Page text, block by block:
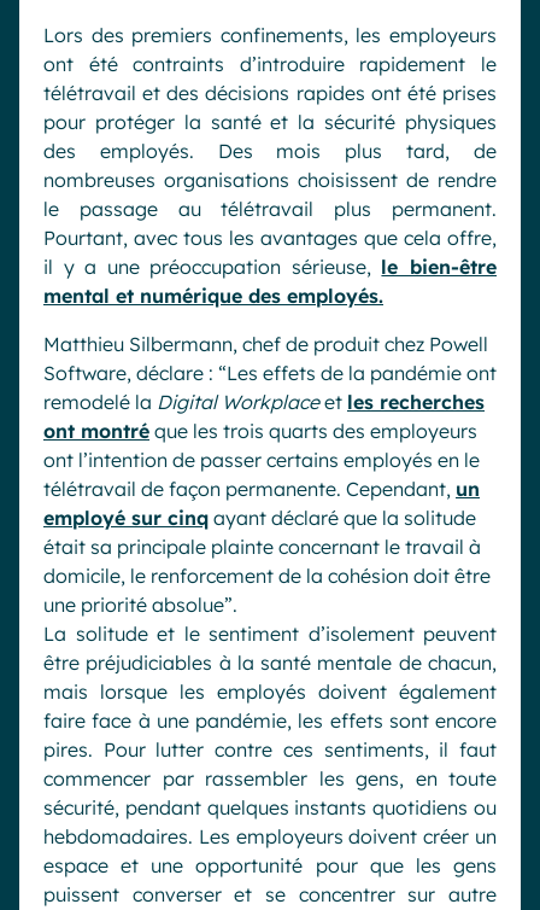
Lors des premiers confinements, les employeurs
ont été contraints d’introduire rapidement le
télétravail et des décisions rapides ont été prises
pour protéger la santé et la sécurité physiques
des employés. Des mois plus tard, de
nombreuses organisations choisissent de rendre
le passage au télétravail plus permanent.
Pourtant, avec tous les avantages que cela offre,
il y a une préoccupation sérieuse, le bien-être
mental et numérique des employés.
Matthieu Silbermann, chef de produit chez Powell
Software, déclare : “Les effets de la pandémie ont
remodelé la Digital Workplaceet les recherches
ont montré que les trois quarts des employeurs
ont l’intention de passer certains employés en le
télétravail de façon permanente. Cependant, un
employé sur cinq ayant déclaré que la solitude
était sa principale plainte concernant le travail à
domicile, le renforcement de la cohésion doit être
une priorité absolue”.
La solitude et le sentiment d’isolement peuvent
être préjudiciables à la santé mentale de chacun,
mais lorsque les employés doivent également
faire face à une pandémie, les effets sont encore
pires. Pour lutter contre ces sentiments, il faut
commencer par rassembler les gens, en toute
sécurité, pendant quelques instants quotidiens ou
hebdomadaires. Les employeurs doivent créer un
espace et une opportunité pour que les gens
puissent converser et se concentrer sur autre